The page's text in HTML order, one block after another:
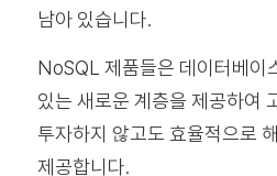
남아 있습니다.
NoSQL 제품들은 데이터베이
있는 새로운 계층을 제공하여
투자하지 않고도 효율적으로
제공합니다.